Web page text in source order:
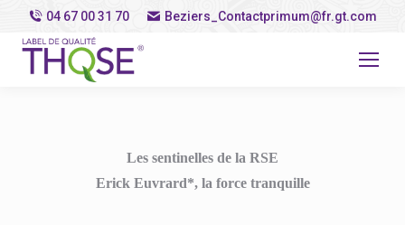
04 67 00 31 70 Beziers_Contactprimum@fr.gt.com
Les sentinelles de la RSE
Erick Euvrard*, la force tranquille